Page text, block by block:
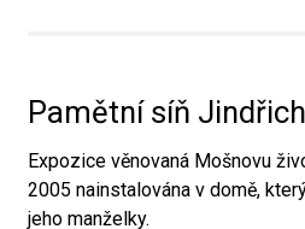
Pamětní síň
Expozice věnovaná Mošnovu
2005 nainstalována v domě,
jeho manželky.